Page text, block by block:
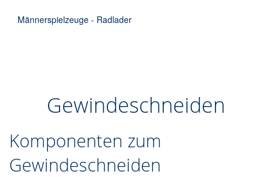
Männerspielzeuge - Radlader
Gewindeschneiden
Komponenten zum
Gewindeschneiden